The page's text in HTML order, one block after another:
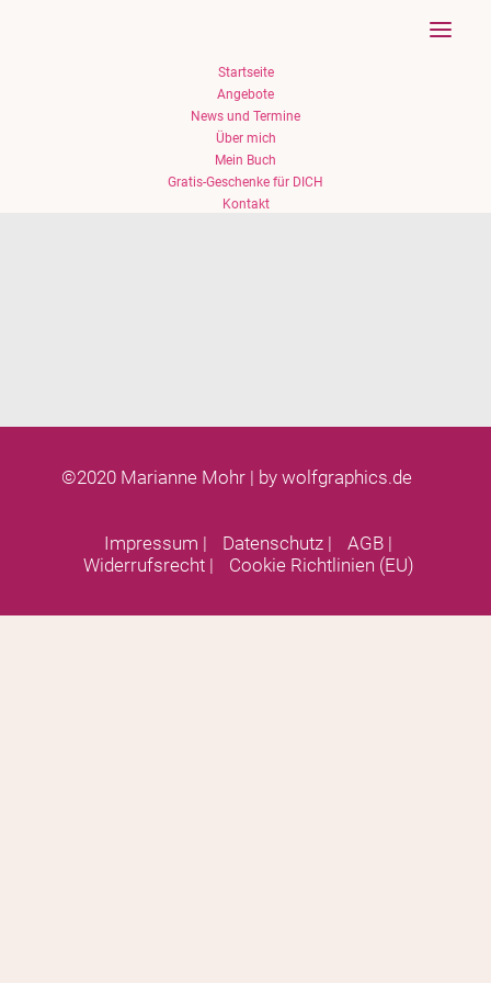
Startseite
Angebote
News und Termine
Über mich
Mein Buch
Gratis-Geschenke für DICH
Kontakt
READ MORE
©2020 Marianne Mohr | by wolfgraphics.de
Impressum | Datenschutz | AGB |
Widerrufsrecht| Cookie Richtlinien (EU)